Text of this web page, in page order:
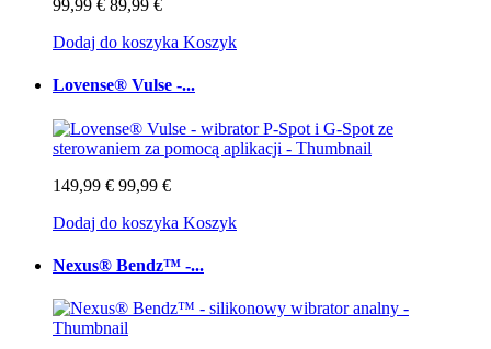
99,99 € 89,99 €
Dodaj do koszyka Koszyk
Lovense® Vulse -...
149,99 € 99,99 €
Dodaj do koszyka Koszyk
Nexus® Bendz™ -...